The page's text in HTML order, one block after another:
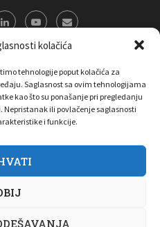
kolačića
tehnologije poput kolačića za
Saglasnost sa ovim tehnologijama
kao što su ponašanje pri pregledanju
ili povlačenje saglasnosti
i funkcije.
FAQ
Privatnost korisnika